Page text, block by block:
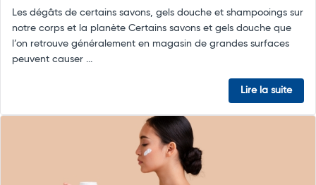
Les dégâts de certains savons, gels douche et shampooings sur
notre corps et la planète Certains savons et gels douche que
l’on retrouve généralement en magasin de grandes surfaces
peuvent causer ...
Lire la suite